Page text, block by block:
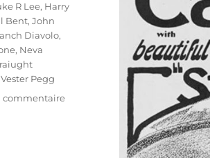
R Lee, Harry
Bent,John
Diavolo,
, Neva
Vester Pegg
commentairesur